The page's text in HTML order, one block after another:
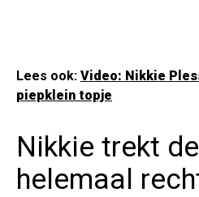
Lees ook: Video: Nikkie
piepklein topje
Nikkie trekt
helemaal